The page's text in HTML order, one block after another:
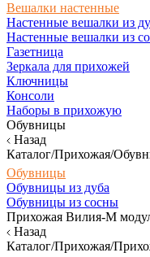
Вешалки настенные
Настенные вешалки из
Настенные вешалки из
Газетница
Зеркала для прихожей
Ключницы
Консоли
Наборы в прихожую
Обувницы
Назад
Каталог/Прихожая/
Обувницы
Обувницы из дуба
Обувницы из сосны
Прихожая Вилия-М
Назад
Каталог/Прихожая/